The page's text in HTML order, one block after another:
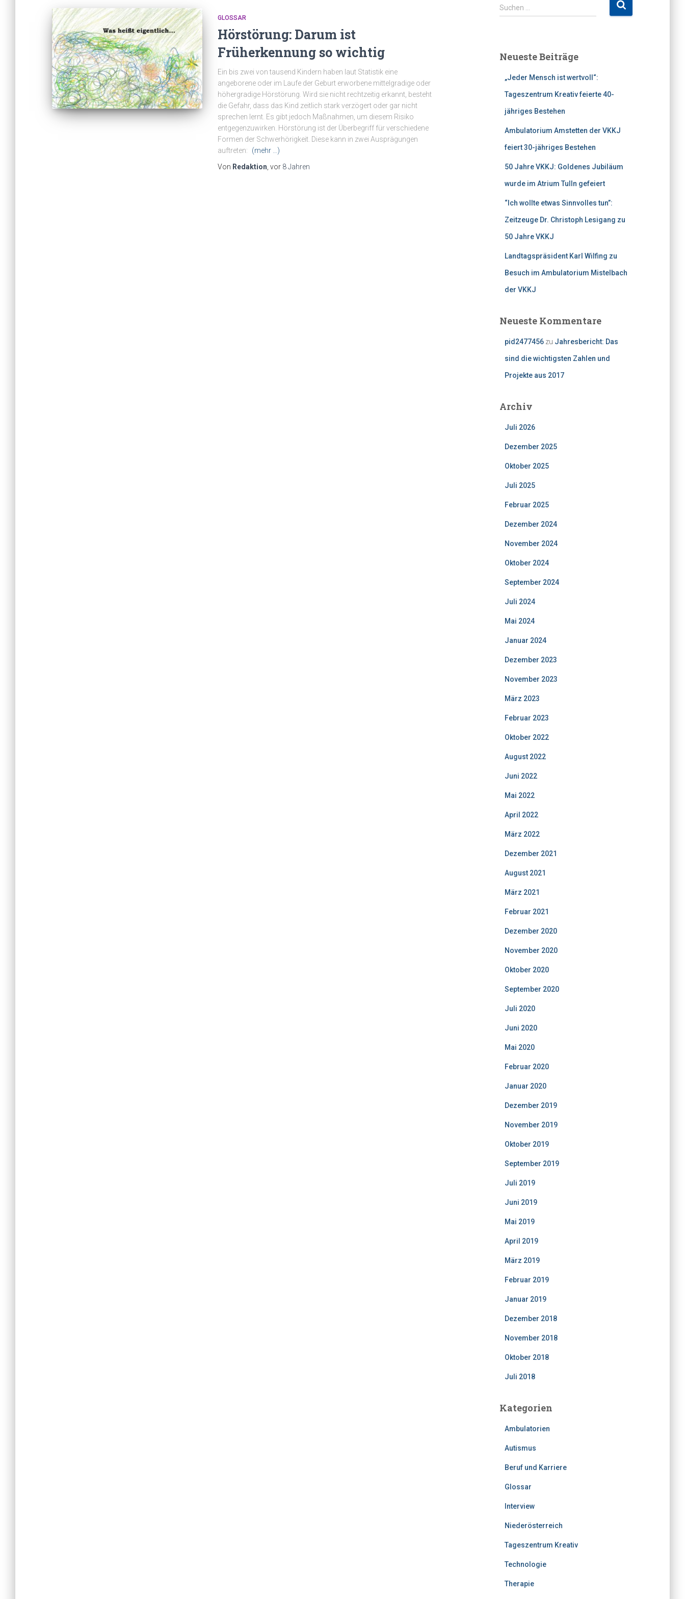
GLOSSAR
Hörstörung: Darum ist
Früherkennung so wichtig
Ein bis zwei von tausend Kindern haben laut Statistik eine
angeborene oder im Laufe der Geburt erworbene mittelgradige oder
höhergradige Hörstörung. Wird sie nicht rechtzeitig erkannt, besteht
die Gefahr, dass das Kind zeitlich stark verzögert oder gar nicht
sprechen lernt. Es gibt jedoch Maßnahmen, um diesem Risiko
entgegenzuwirken. Hörstörung ist der Überbegriff für verschiedene
Formen der Schwerhörigkeit. Diese kann in zwei Ausprägungen
auftreten:
(mehr …)
Von Redaktion , vor 8 Jahren
S
u
n
Suchen …
Neueste Beiträge
„Jeder Mensch ist wertvoll“:
Tageszentrum Kreativ feierte 40-
jähriges Bestehen
Ambulatorium Amstetten der VKKJ
feiert 30-jähriges Bestehen
50 Jahre VKKJ: Goldenes Jubiläum
wurde im Atrium Tulln gefeiert
“Ich wollte etwas Sinnvolles tun”:
Zeitzeuge Dr. Christoph Lesigang zu
50 Jahre VKKJ
Landtagspräsident Karl Wilfing zu
Besuch im Ambulatorium Mistelbach
der VKKJ
Neueste Kommentare
pid2477456zu Jahresbericht: Das
sind die wichtigsten Zahlen und
Projekte aus 2017
Archiv
Juli 2026
Dezember 2025
Oktober 2025
Juli 2025
Februar 2025
Dezember 2024
November 2024
Oktober 2024
September 2024
Juli 2024
Mai 2024
Januar 2024
Dezember 2023
November 2023
März 2023
Februar 2023
Oktober 2022
August 2022
Juni 2022
Mai 2022
April 2022
März 2022
Dezember 2021
August 2021
März 2021
Februar 2021
Dezember 2020
November 2020
Oktober 2020
September 2020
Juli 2020
Juni 2020
Mai 2020
Februar 2020
Januar 2020
Dezember 2019
November 2019
Oktober 2019
September 2019
Juli 2019
Juni 2019
Mai 2019
April 2019
März 2019
Februar 2019
Januar 2019
Dezember 2018
November 2018
Oktober 2018
Juli 2018
Kategorien
Ambulatorien
Autismus
Beruf und Karriere
Glossar
Interview
Niederösterreich
Tageszentrum Kreativ
Technologie
Therapie